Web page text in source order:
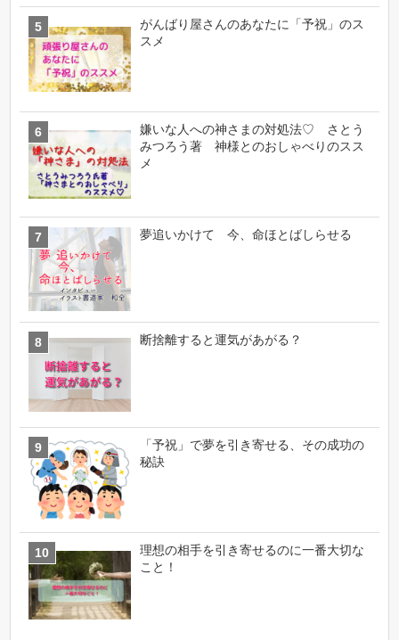
がんばり屋さんのあなたに「予祝」のス
スメ
嫌いな人への神さまの対処法♡ さとう
みつろう著 神様とのおしゃべりのスス
メ
夢追いかけて 今、命ほとばしらせる
断捨離すると運気があがる？
「予祝」で夢を引き寄せる、その成功の
秘訣
理想の相手を引き寄せるのに一番大切な
こと！